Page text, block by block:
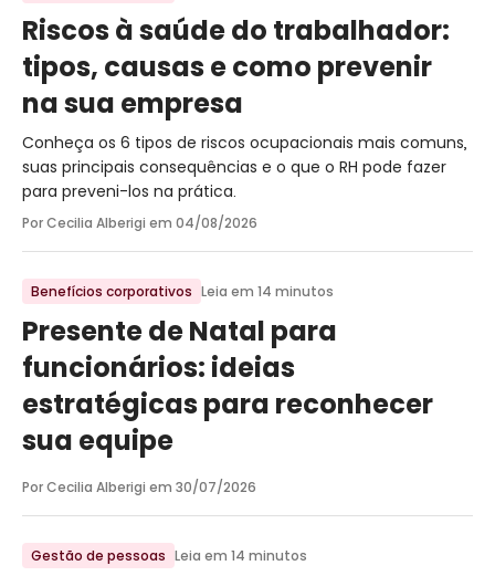
Riscos à saúde do trabalhador:
tipos, causas e como prevenir
na sua empresa
Conheça os 6 tipos de riscos ocupacionais mais comuns,
suas principais consequências e o que o RH pode fazer
para preveni-los na prática.
Por Cecilia Alberigi em 04/08/2026
Benefícios corporativos Leia em 14 minutos
Presente de Natal para
funcionários: ideias
estratégicas para reconhecer
sua equipe
Por Cecilia Alberigi em 30/07/2026
Gestão de pessoas Leia em 14 minutos